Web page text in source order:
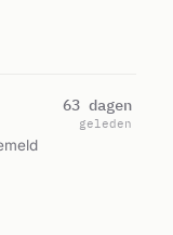
63 dagen
geleden